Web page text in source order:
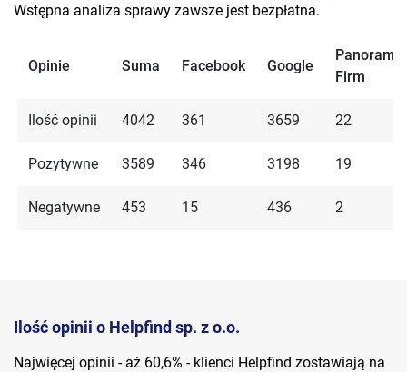
Wstępna analiza sprawy zawsze jest bezpłatna.
Opinie Suma Facebook Google
Panorama
Firm
Ilość opinii 4042 361 3659 22
Pozytywne 3589 346 3198 19
Negatywne 453 15 436 2
Ilość opinii o Helpfind sp. z o.o.
Najwięcej opinii - aż 60,6% - klienci Helpfind zostawiają na